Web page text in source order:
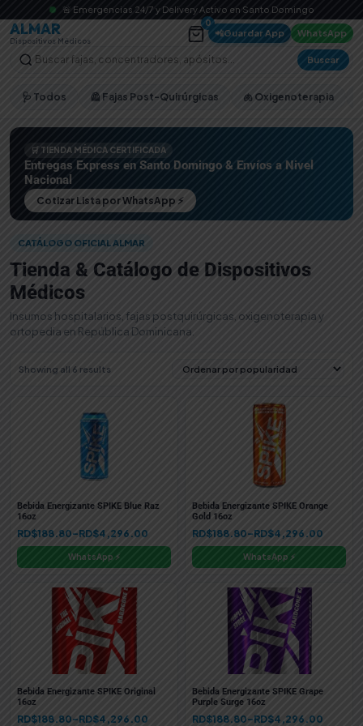
🚨 Emergencias 24/7 y Delivery Activo en Santo Domingo
ALMAR
Dispositivos Médicos
0
📲Guardar App WhatsApp
Buscar
🩺 Todos 🦺 Fajas Post-Quirúrgicas 🫁 Oxigenoterapia
🛒 TIENDA MÉDICA CERTIFICADA
Entregas Express en Santo Domingo & Envíos a Nivel
Nacional
Cotizar Lista por WhatsApp ⚡
CATÁLOGO OFICIAL ALMAR
Tienda & Catálogo de Dispositivos
Médicos
Insumos hospitalarios, fajas postquirúrgicas, oxigenoterapia y
ortopedia en República Dominicana.
Showing all 6 results
Bebida Energizante SPIKE Blue Raz
16oz
RD$188.80–RD$4,296.00
Price
range:
RD$188.80
RD$4,296.00
WhatsApp ⚡
Bebida Energizante SPIKE Orange
Gold 16oz
RD$188.80–RD$4,296.00
Price
range:
RD$188.80
RD$4,296.00
WhatsApp ⚡
Bebida Energizante SPIKE Original
16oz
RD$188.80–RD$4,296.00
Price
Bebida Energizante SPIKE Grape
Purple Surge 16oz
RD$188.80–RD$4,296.00
Price